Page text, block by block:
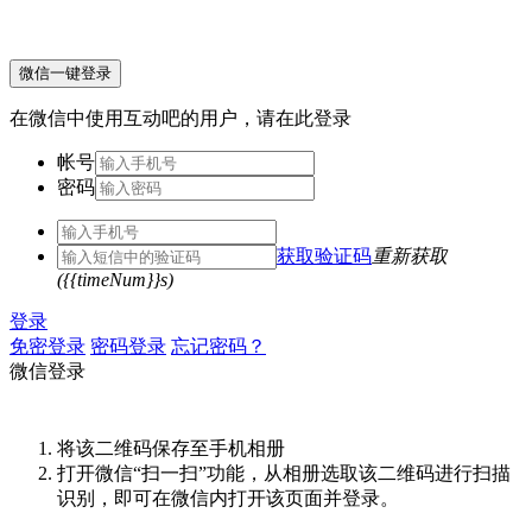
微信一键登录
在微信中使用互动吧的用户，请在此登录
帐号
密码
获取验证码重新获取
({{timeNum}}s)
登录
免密登录 密码登录 忘记密码？
微信登录
将该二维码保存至手机相册
打开微信“扫一扫”功能，从相册选取该二维码进行扫描
识别，即可在微信内打开该页面并登录。